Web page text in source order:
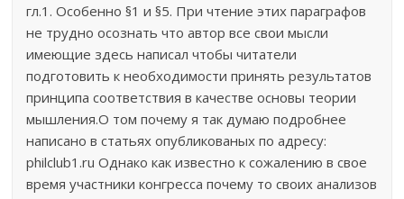
гл.1. Особенно §1 и §5. При чтение этих параграфов
не трудно осознать что автор все свои мысли
имеющие здесь написал чтобы читатели
подготовить к необходимости принять результатов
принципа соответствия в качестве основы теории
мышления.О том почему я так думаю подробнее
написано в статьях опубликованых по адресу:
philclub1.ru Однако как известно к сожалению в свое
время участники конгресса почему то своих анализов